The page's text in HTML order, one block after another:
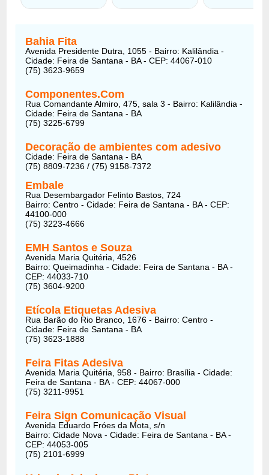
Bahia Fita
Avenida Presidente Dutra, 1055 - Bairro: Kalilândia -
Cidade: Feira de Santana - BA - CEP: 44067-010
(75) 3623-9659
Componentes.Com
Rua Comandante Almiro, 475, sala 3 - Bairro: Kalilândia -
Cidade: Feira de Santana - BA
(75) 3225-6799
Decoração de ambientes com adesivo
Cidade: Feira de Santana - BA
(75) 8809-7236 / (75) 9158-7372
Embale
Rua Desembargador Felinto Bastos, 724
Bairro: Centro - Cidade: Feira de Santana - BA - CEP:
44100-000
(75) 3223-4666
EMH Santos e Souza
Avenida Maria Quitéria, 4526
Bairro: Queimadinha - Cidade: Feira de Santana - BA -
CEP: 44033-710
(75) 3604-9200
Etícola Etiquetas Adesiva
Rua Barão do Rio Branco, 1676 - Bairro: Centro -
Cidade: Feira de Santana - BA
(75) 3623-1888
Feira Fitas Adesiva
Avenida Maria Quitéria, 958 - Bairro: Brasília - Cidade:
Feira de Santana - BA - CEP: 44067-000
(75) 3211-9951
Feira Sign Comunicação Visual
Avenida Eduardo Fróes da Mota, s/n
Bairro: Cidade Nova - Cidade: Feira de Santana - BA -
CEP: 44053-005
(75) 2101-6999